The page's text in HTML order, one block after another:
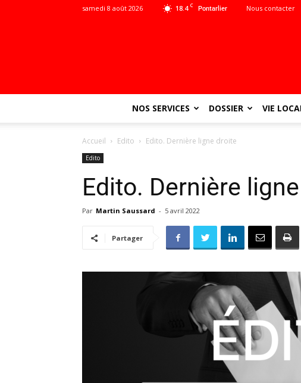
18.4 C Pontarlier
samedi 8 août 2026 Nous contacter
NOS SERVICES DOSSIER VIE
Accueil Edito Edito. Dernière ligne droite
Edito
Edito. Dernière
Par Martin Saussard - 5 avril 2022
Partager